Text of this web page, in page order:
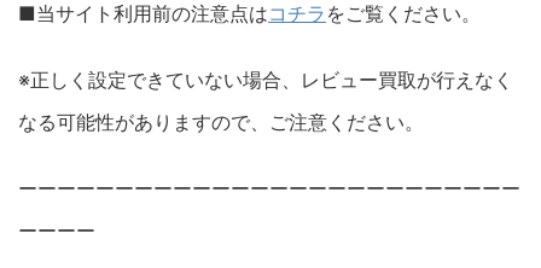
■当サイト利用前の注意点はコチラ をご覧ください。
※正しく設定できていない場合、レビュー買取が行えなく
なる可能性がありますので、ご注意ください。
ーーーーーーーーーーーーーーーーーーーーーーーーーー
ーーーー